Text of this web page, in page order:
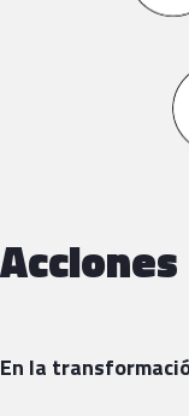
Acciones
En la